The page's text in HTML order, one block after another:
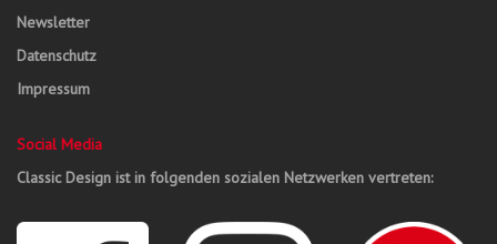
Newsletter
Datenschutz
Impressum
Social Media
Classic Design ist in folgenden sozialen Netzwerken vertreten: